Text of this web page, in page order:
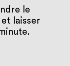
le
laisser